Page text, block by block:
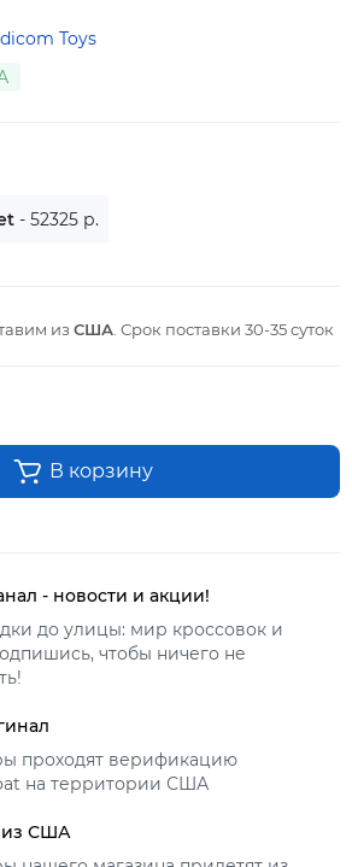
Toys
- 52325 р.
из США . Срок поставки 30-35 суток
В корзину
- новости и акции!
до улицы: мир кроссовок и
чтобы ничего не
проходят верификацию
на территории США
из США